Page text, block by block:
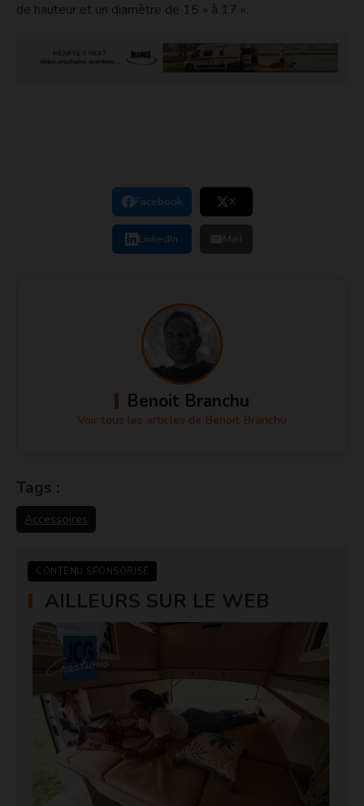
de hauteur et un diamètre de 15 » à 17 ».
Facebook X
LinkedIn
Benoit Branchu
Voir tous les articles de Benoit Branchu
Tags :
Accessoires
CONTENU SPONSORISÉ
AILLEURS SUR LE WEB